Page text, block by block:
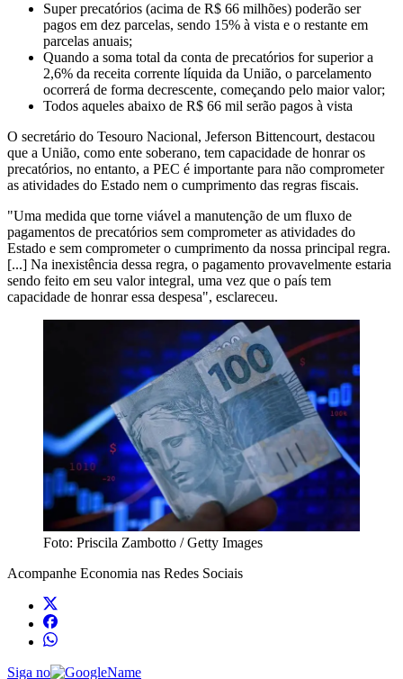
Super precatórios (acima de R$ 66 milhões) poderão ser
pagos em dez parcelas, sendo 15% à vista e o restante em
parcelas anuais;
Quando a soma total da conta de precatórios for superior a
2,6% da receita corrente líquida da União, o parcelamento
ocorrerá de forma decrescente, começando pelo maior valor;
Todos aqueles abaixo de R$ 66 mil serão pagos à vista
O secretário do Tesouro Nacional, Jeferson Bittencourt, destacou
que a União, como ente soberano, tem capacidade de honrar os
precatórios, no entanto, a PEC é importante para não comprometer
as atividades do Estado nem o cumprimento das regras fiscais.
"Uma medida que torne viável a manutenção de um fluxo de
pagamentos de precatórios sem comprometer as atividades do
Estado e sem comprometer o cumprimento da nossa principal regra.
[...] Na inexistência dessa regra, o pagamento provavelmente estaria
sendo feito em seu valor integral, uma vez que o país tem
capacidade de honrar essa despesa", esclareceu.
Foto: Priscila Zambotto / Getty Images
Acompanhe Economia nas Redes Sociais
Siga no